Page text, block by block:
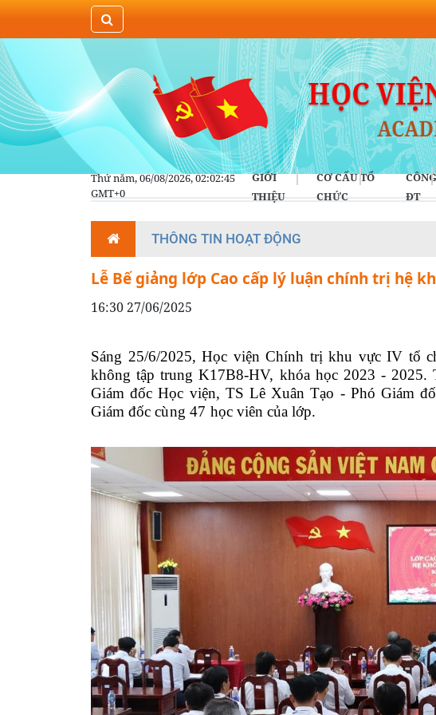
Thứ năm, 06/08/2026, 02:02:45
GMT+0
GIỚI
THIỆU
CƠ CẤU TỔ
CHỨC
ĐT
THÔNG TIN HOẠT ĐỘNG
Lễ Bế giảng lớp Cao cấp lý luận chính trị hệ
16:30 27/06/2025
Sáng 25/6/2025, Học viện Chính trị khu vực IV tổ
không tập trung K17B8-HV, khóa học 2023 -
Giám đốc Học viện, TS Lê Xuân Tạo - Phó Giám
Giám đốc cùng 47 học viên của lớp.